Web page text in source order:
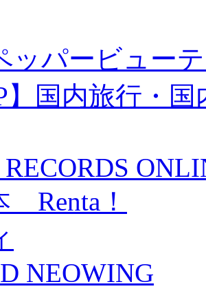
ッパービュー
】国内旅行・
Renta！
NEOWING